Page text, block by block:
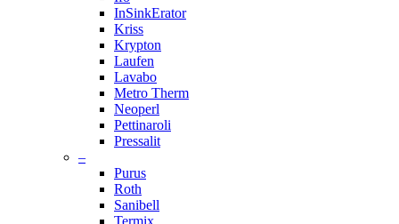
InSinkErator
Kriss
Krypton
Laufen
Lavabo
Metro Therm
Neoperl
Pettinaroli
Pressalit
–
Purus
Roth
Sanibell
Termix